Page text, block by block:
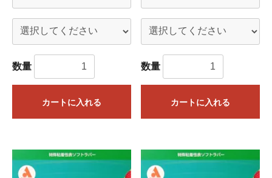
数量
カートに入れる
数量
カートに入れる